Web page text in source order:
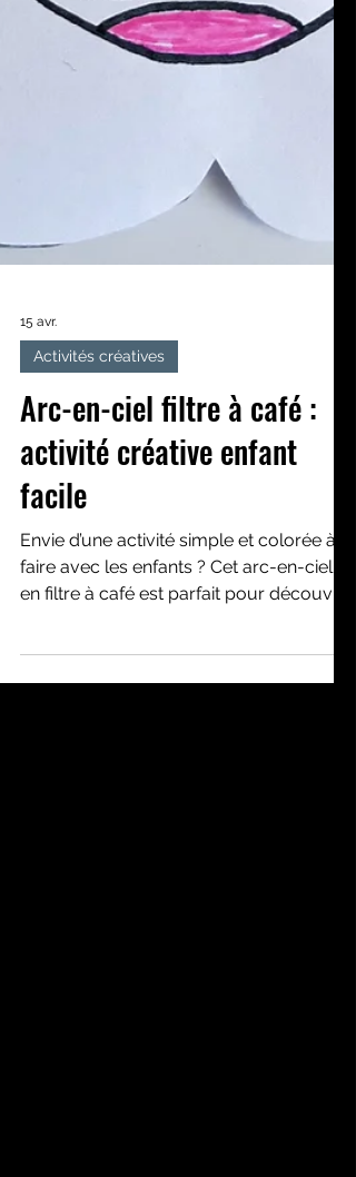
Activités créatives
Arc-en-ciel filtre à café :
activité créative enfant
facile
Envie d’une activité simple et colorée à
en filtre à café est parfait pour découvrir
les couleurs tout en s’amusant !